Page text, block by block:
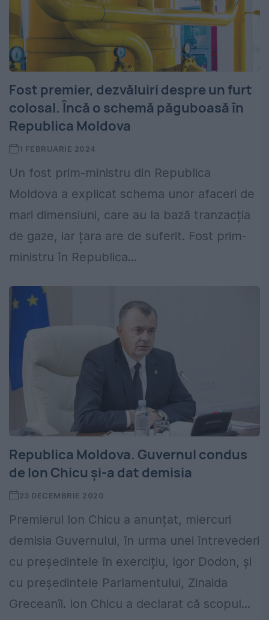
Fost premier, dezvăluiri despre un furt
colosal. Încă o schemă păguboasă în
Republica Moldova
1 FEBRUARIE 2024
Un fost prim-ministru din Republica
Moldova a explicat schema unor afaceri de
mari dimensiuni, care au la bază tranzacția
de gaze, iar țara are de suferit. Fost prim-
ministru în Republica...
Republica Moldova. Guvernul condus
de Ion Chicu și-a dat demisia
23 DECEMBRIE 2020
Premierul Ion Chicu a anunțat, miercuri
demisia Guvernului, în urma unei întrevederi
cu președintele în exercițiu, Igor Dodon, și
cu președintele Parlamentului, Zinaida
Greceanîi. Ion Chicu a declarat că scopul...